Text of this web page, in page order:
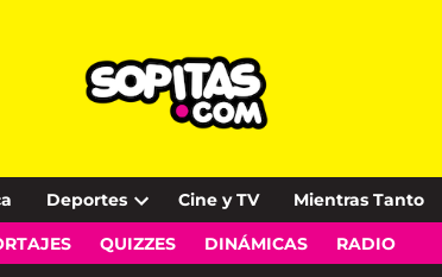
Deportes
Open
dropdown
Cine y TV Mientras Tanto
QUIZZES DINÁMICAS RADIO